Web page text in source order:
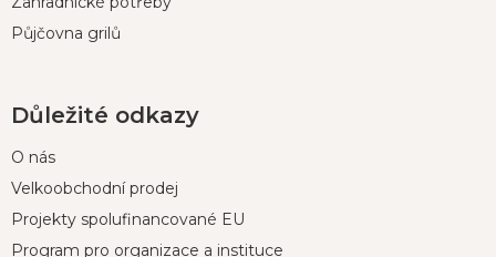
Půjčovna grilů
Důležité odkazy
O nás
Velkoobchodní prodej
Projekty spolufinancované EU
Program pro organizace a instituce